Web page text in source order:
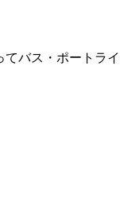
バス・ポートライ